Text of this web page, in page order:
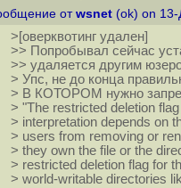
от wsnet (ok) on 13-
>[оверквотинг удален]
>> Попробывал сейчас
>> удаляется другим
> Упс, не до конца
> В КОТОРОМ нужно
> "The restricted deletion
> interpretation depends on
> users from removing or
> they own the file or the
> restricted deletion flag for
> world-writable directories